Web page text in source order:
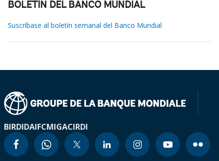
BOLETÍN DEL BANCO MUNDIAL
Suscríbase al boletín semanal del Banco Mundial
BIRDIDAIFCMIGACIRDI